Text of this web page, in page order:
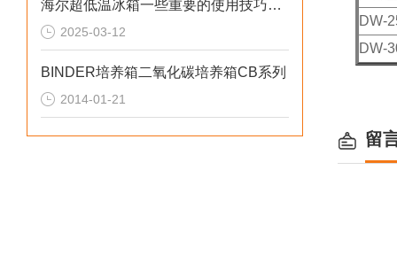
海尔超低温冰箱一些重要的使用技巧和注意事项
2025-03-12
BINDER培养箱二氧化碳培养箱CB系列
2014-01-21
DW-
DW-
留